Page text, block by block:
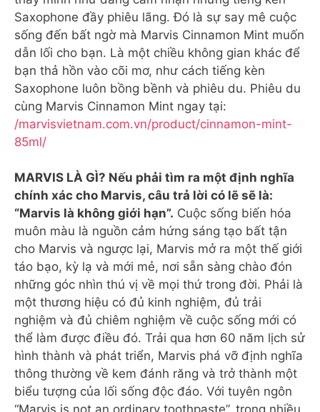
Saxophone đầy phiêu lãng. Đó là sự say mê cuộc
sống đến bất ngờ mà Marvis Cinnamon Mint muốn
dẫn lối cho bạn. Là một chiều không gian khác để
bạn thả hồn vào cõi mơ, như cách tiếng kèn
Saxophone luôn bồng bềnh và phiêu du. Phiêu du
cùng Marvis Cinnamon Mint ngay tại:
/marvisvietnam.com.vn/product/cinnamon-mint-
85ml/
MARVIS LÀ GÌ? Nếu phải tìm ra một định nghĩa
chính xác cho Marvis, câu trả lời có lẽ sẽ là:
“Marvis là không giới hạn”. Cuộc sống biến hóa
muôn màu là nguồn cảm hứng sáng tạo bất tận
cho Marvis và ngược lại, Marvis mở ra một thế giới
táo bạo, kỳ lạ và mới mẻ, nơi sẵn sàng chào đón
những góc nhìn thú vị về mọi thứ trong đời. Phải là
một thương hiệu có đủ kinh nghiệm, đủ trải
nghiệm và đủ chiêm nghiệm về cuộc sống mới có
thể làm được điều đó. Trải qua hơn 60 năm lịch sử
hình thành và phát triển, Marvis phá vỡ định nghĩa
thông thường về kem đánh răng và trở thành một
biểu tượng của lối sống độc đáo. Với tuyên ngôn
“Marvis is not an ordinary toothpaste”, trong nhiều